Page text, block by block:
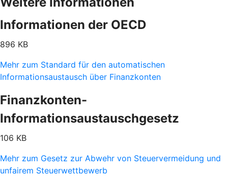
Informationen der OECD
896 KB
Mehr zum Standard für den automatischen
Informationsaustausch über Finanzkonten
Finanzkonten-
Informationsaustauschgesetz
106 KB
Mehr zum Gesetz zur Abwehr von Steuervermeidung und
unfairem Steuerwettbewerb